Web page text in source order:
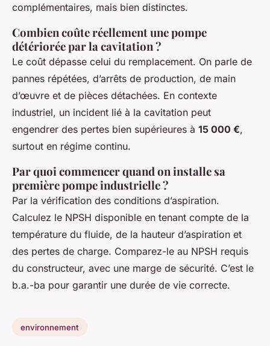
complémentaires, mais bien distinctes.
Combien coûte réellement une pompe
détériorée par la cavitation ?
Le coût dépasse celui du remplacement. On parle de
pannes répétées, d’arrêts de production, de main
d’œuvre et de pièces détachées. En contexte
industriel, un incident lié à la cavitation peut
engendrer des pertes bien supérieures à 15 000 €,
surtout en régime continu.
Par quoi commencer quand on installe sa
première pompe industrielle ?
Par la vérification des conditions d’aspiration.
Calculez le NPSH disponible en tenant compte de la
température du fluide, de la hauteur d’aspiration et
des pertes de charge. Comparez-le au NPSH requis
du constructeur, avec une marge de sécurité. C’est le
b.a.-ba pour garantir une durée de vie correcte.
environnement